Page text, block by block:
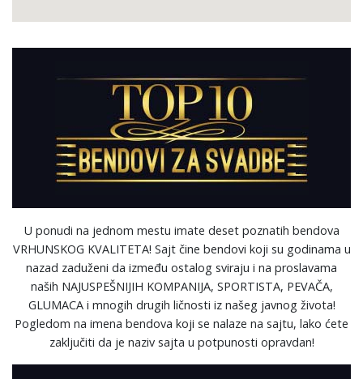
U ponudi na jednom mestu imate deset poznatih bendova
VRHUNSKOG KVALITETA! Sajt čine bendovi koji su godinama u
nazad zaduženi da između ostalog sviraju i na proslavama
naših NAJUSPEŠNIJIH KOMPANIJA, SPORTISTA, PEVAČA,
GLUMACA i mnogih drugih ličnosti iz našeg javnog života!
Pogledom na imena bendova koji se nalaze na sajtu, lako ćete
zaključiti da je naziv sajta u potpunosti opravdan!